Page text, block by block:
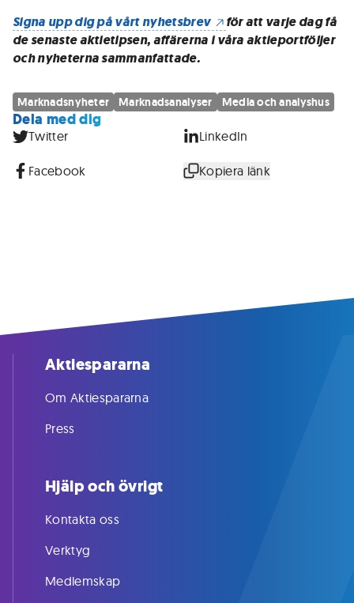
Signa upp dig på vårt nyhetsbrev
för att varje dag få
de senaste aktietipsen, affärerna i våra aktieportföljer
och nyheterna sammanfattade.
Marknadsnyheter Marknadsanalyser Media och analyshus
Dela med dig
Twitter LinkedIn
Facebook Kopiera länk
Aktiespararna
Om Aktiespararna
Press
Hjälp och övrigt
Kontakta oss
Verktyg
Medlemskap